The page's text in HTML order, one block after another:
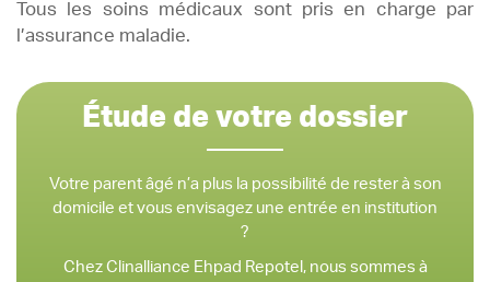
Tous les soins médicaux sont pris en charge par
l’assurance maladie.
Étude de votre dossier
Votre parent âgé n’a plus la possibilité de rester à son
domicile et vous envisagez une entrée en institution
?
Chez Clinalliance Ehpad Repotel, nous sommes à